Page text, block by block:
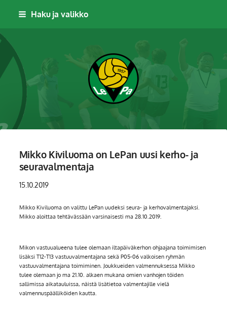
Haku ja valikko
Leppävaaran Pallo
Mikko Kiviluoma on LePan uusi kerho- ja
seuravalmentaja
15.10.2019
Mikko Kiviluoma on valittu LePan uudeksi seura- ja kerhovalmentajaksi.
Mikko aloittaa tehtävässään varsinaisesti ma 28.10.2019.
Mikon vastuualueena tulee olemaan iltapäiväkerhon ohjaajana toimimisen
lisäksi T12-T13 vastuuvalmentajana sekä P05-06 valkoisen ryhmän
vastuuvalmentajana toimiminen. Joukkueiden valmennuksessa Mikko
tulee olemaan jo ma 21.10. alkaen mukana omien vanhojen töiden
sallimissa aikatauluissa, näistä lisätietoa valmentajille vielä
valmennuspäälliköiden kautta.